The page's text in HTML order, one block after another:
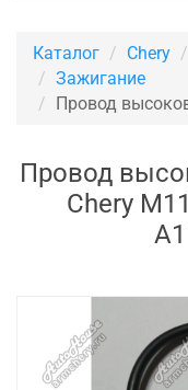
Каталог Chery
Зажигание
Провод
Провод
Chery